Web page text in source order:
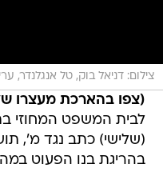
צילום: דניאל בוק, טל אנגלנדר,
(צפו בהארכת מעצרו
לבית המשפט המחוזי
בהריגת בנו הפעוט